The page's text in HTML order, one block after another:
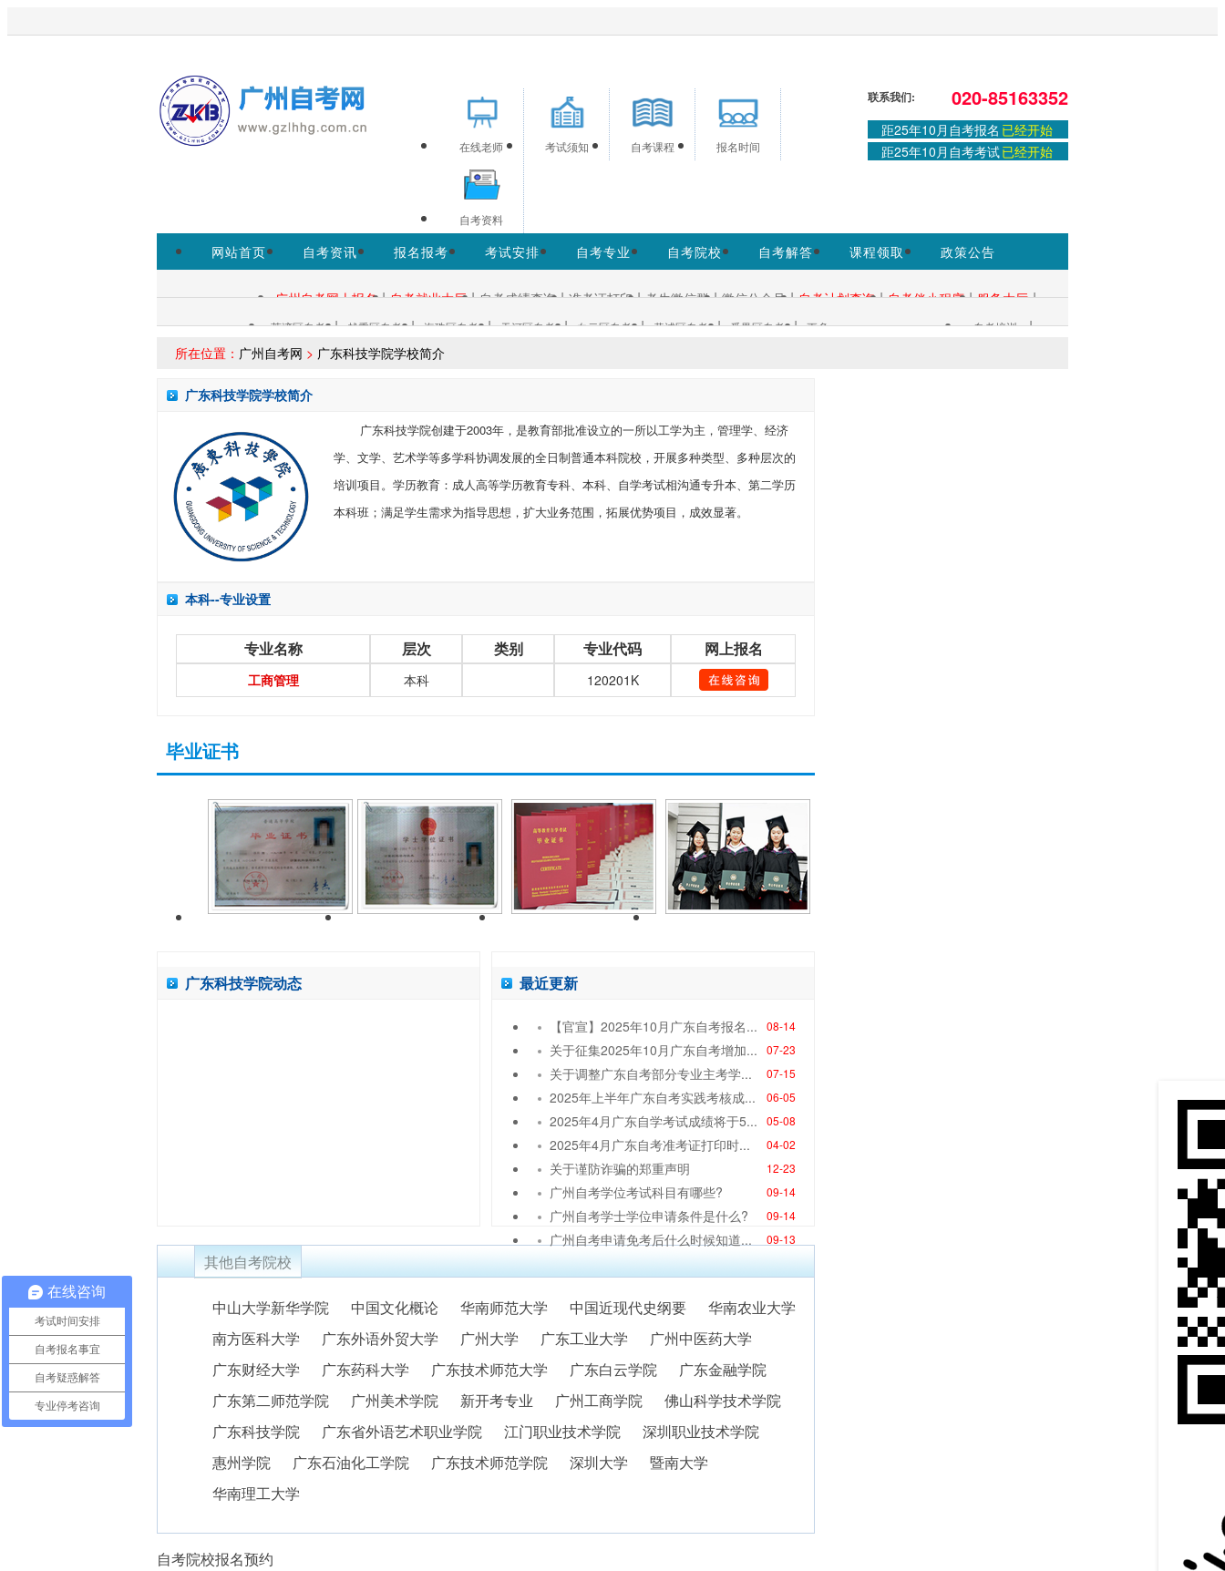
欢迎访问广州自考网！本站为考生提供广州自考信息服务，网站信息供学习交流使用，非政府官方网站，官方信息以广州省教育考试院
在线老师 考试须知 自考课程 报名时间
自考资料
联系我们: 020-85163352
距25年10月自考报名 已经开始
距25年10月自考考试已经开始
网站首页 自考资讯 报名报考 考试安排 自考专业 自考院校 自考解答 课程领取
政策公告
自考查询：
广州自考网上报名 | 自考就业大厅 | 自考成绩查询 | 准考证打印 | 考生微信群 | 微信公众号 | 自考计划查询 | 自考伴小程序 | 服务大厅 |
各区自考：
荔湾区自考 | 越秀区自考 | 海珠区自考 | 天河区自考 | 白云区自考 | 黄浦区自考 | 番禺区自考 | 更多+ 自考培训 |
所在位置： 广州自考网 > 广东科技学院学校简介
广东科技学院学校简介
广东科技学院创建于2003年，是教育部批准设立的一所以工学为主，管理学、经济
学、文学、艺术学等多学科协调发展的全日制普通本科院校，开展多种类型、多种层次的
培训项目。学历教育：成人高等学历教育专科、本科、自学考试相沟通专升本、第二学历
本科班；满足学生需求为指导思想，扩大业务范围，拓展优势项目，成效显著。
本科--专业设置
专业名称 层次 类别 专业代码 网上报名
工商管理 本科 120201K
毕业证书
广东科技学院动态 最近更新
【官宣】2025年10月广东自考报名... 08-14
关于征集2025年10月广东自考增加... 07-23
关于调整广东自考部分专业主考学... 07-15
2025年上半年广东自考实践考核成... 06-05
2025年4月广东自学考试成绩将于5... 05-08
2025年4月广东自考准考证打印时... 04-02
关于谨防诈骗的郑重声明 12-23
广州自考学位考试科目有哪些? 09-14
广州自考学士学位申请条件是什么? 09-14
广州自考申请免考后什么时候知道... 09-13
其他自考院校
中山大学新华学院 中国文化概论 华南师范大学 中国近现代史纲要
华南农业大学
南方医科大学
广东外语外贸大学 广州大学 广东工业大学
广州中医药大学
广东财经大学
广东药科大学 广东技术师范大学 广东白云学院
广东金融学院
广东第二师范学院
广州美术学院 新开考专业 广州工商学院
佛山科学技术学院
广东科技学院
广东省外语艺术职业学院 江门职业技术学院
深圳职业技术学院
惠州学院
广东石油化工学院 广东技术师范学院 深圳大学
暨南大学
华南理工大学
自考院校报名预约
在线咨询
考试时间安排
自考报名事宜
自考疑惑解答
专业停考咨询